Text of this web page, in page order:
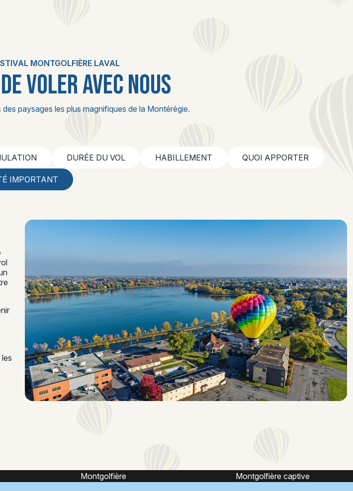
MONTGOLFIÈRE LAVAL
VOLER AVEC NOUS
paysages les plus magnifiques de la Montérégie.
DURÉE DU VOL HABILLEMENT QUOI APPORTER
IMPORTANT
Montgolfière captive Vol captif montgolfière